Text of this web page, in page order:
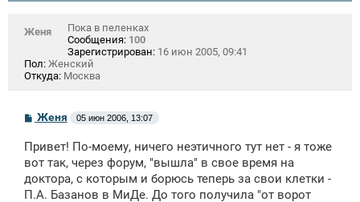
Женя
Пока в пеленках
Сообщения: 100
Зарегистрирован: 16 июн 2005, 09:41
Пол: Женский
Откуда: Москва
С
б
щ
н
и
Женя 05 июн 2006, 13:07
Привет! По-моему, ничего неэтичного тут нет - я тоже
вот так, через форум, "вышла" в свое время на
доктора, с которым и борюсь теперь за свои клетки -
П.А. Базанов в МиДе. До того получила "от ворот